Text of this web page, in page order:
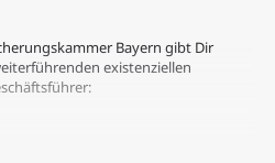
Bayern gibt Dir
existenziellen